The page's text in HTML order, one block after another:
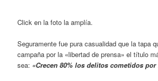
Click en la foto la amplía.
Seguramente fue pura casualidad que la tapa
campaña por la «libertad de prensa» el título
sea: «Crecen 80% los delitos cometidos por